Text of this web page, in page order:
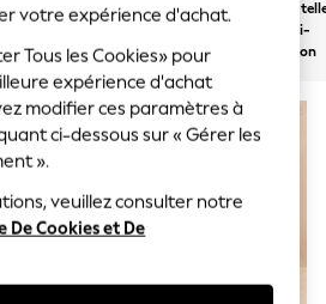
Shop
Brassière
Soutien-
sport
Sans
multi-
position
votre expérience d'achat.
Tous les Cookies» pour
expérience d'achat
modifier ces paramètres à
ci-dessous sur « Gérer les
».
veuillez consulter notre
Cookies et De